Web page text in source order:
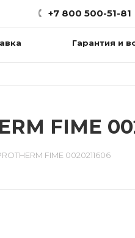
+7 800 500-51-81
Гарантия и
FIME
FIME 0020211606